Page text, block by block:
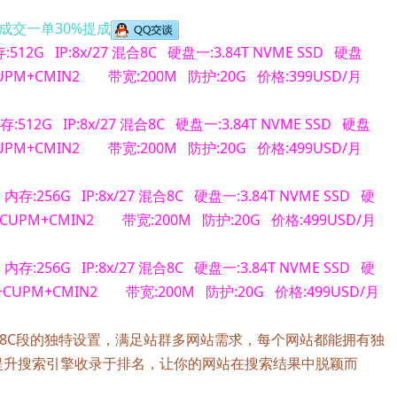
交一单30%提成
IP:8x/27 混合8C 硬盘一:3.84T NVME SSD 硬盘
带宽:200M 防护:20G 价格:399USD/月
:512G IP:8x/27 混合8C 硬盘一:3.84T NVME SSD 硬盘
带宽:200M 防护:20G 价格:499USD/月
存:256G IP:8x/27 混合8C 硬盘一:3.84T NVME SSD 硬
带宽:200M 防护:20G 价格:499USD/月
存:256G IP:8x/27 混合8C 硬盘一:3.84T NVME SSD 硬
带宽:200M 防护:20G 价格:499USD/月
段的独特设置，满足站群多网站需求，每个网站都能拥有独
搜索引擎收录于排名，让你的网站在搜索结果中脱颖而